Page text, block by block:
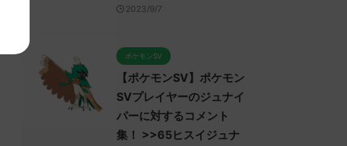
2023/9/7
ポケモンSV
【ポケモンSV】ポケモン
SVプレイヤーのジュナイ
パーに対するコメント
集！ >>65ヒスイジュナ